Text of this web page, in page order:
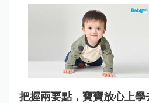
把握兩要點，寶寶放心上學